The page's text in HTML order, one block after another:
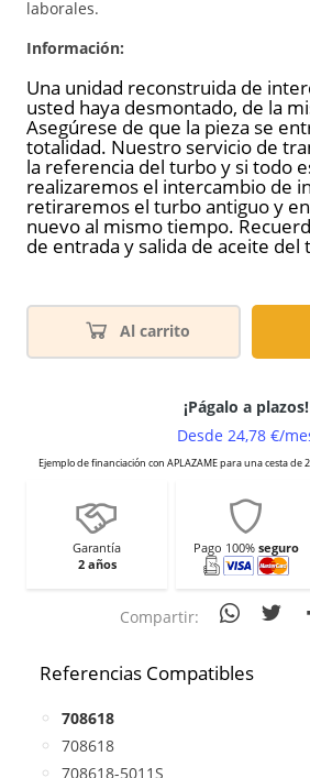
laborales.
Información:
Una unidad reconstruida de
usted haya desmontado, de la
Asegúrese de que la pieza se
totalidad. Nuestro servicio de
la referencia del turbo y si todo
realizaremos el intercambio de
retiraremos el turbo antiguo y
nuevo al mismo tiempo.
de entrada y salida de aceite del
Al carrito
Garantía
2 años
Pago 100% seguro
Compartir:
Referencias Compatibles
708618
708618
708618-5011S